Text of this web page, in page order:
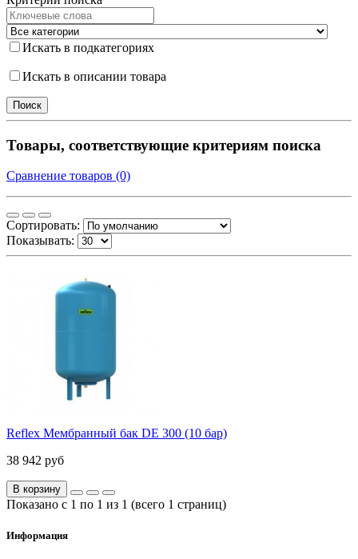
Искать в подкатегориях
Искать в описании товара
Товары, соответствующие критериям поиска
Сравнение товаров (0)
Сортировать:
Показывать:
Reflex Мембранный бак DE 300 (10 бар)
38 942 руб
В корзину
Показано с 1 по 1 из 1 (всего 1 страниц)
Информация